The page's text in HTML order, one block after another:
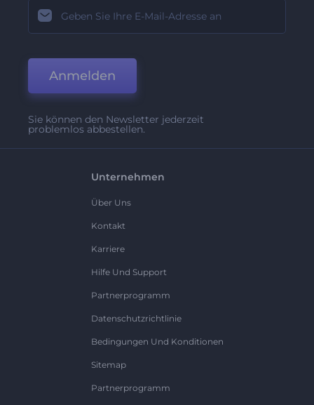
Anmelden
Sie können den Newsletter jederzeit
problemlos abbestellen.
Unternehmen
Über Uns
Kontakt
Karriere
Hilfe Und Support
Partnerprogramm
Datenschutzrichtlinie
Bedingungen Und Konditionen
Sitemap
Partnerprogramm